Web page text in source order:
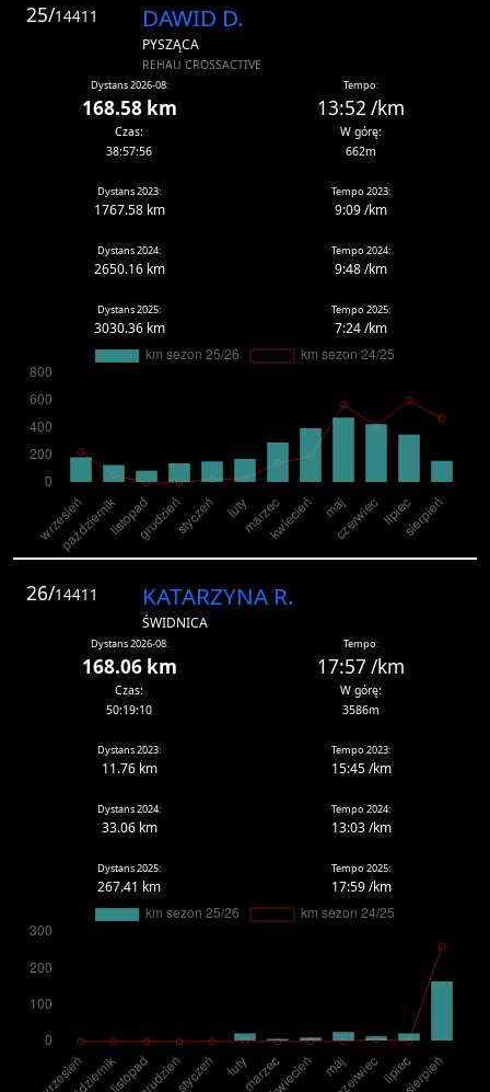
25/14411 DAWID D.
PYSZĄCA
REHAU CROSSACTIVE
Dystans 2026-08:
168.58 km
Tempo:
13:52 /km
Czas:
38:57:56
W górę:
662m
Dystans 2023:
1767.58 km
Tempo 2023:
9:09 /km
Dystans 2024:
2650.16 km
Tempo 2024:
9:48 /km
Dystans 2025:
3030.36 km
Tempo 2025:
7:24 /km
26/14411 KATARZYNA R.
ŚWIDNICA
Dystans 2026-08:
168.06 km
Tempo:
17:57 /km
Czas:
50:19:10
W górę:
3586m
Dystans 2023:
11.76 km
Tempo 2023:
15:45 /km
Dystans 2024:
33.06 km
Tempo 2024:
13:03 /km
Dystans 2025:
267.41 km
Tempo 2025:
17:59 /km